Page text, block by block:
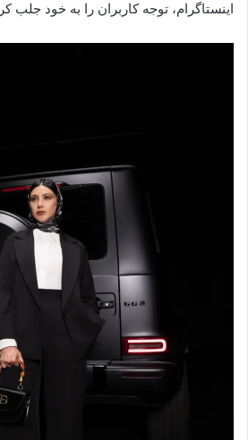
اینستاگرام، توجه کاربران را به خود جلب